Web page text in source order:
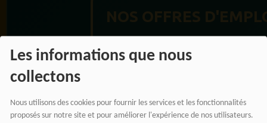
Les informations que nous
collectons
Nous utilisons des cookies pour fournir les services et les fonctionnalités
proposés sur notre site et pour améliorer l'expérience de nos utilisateurs.
Rejoignez une équipe engagée
pour une information libre,